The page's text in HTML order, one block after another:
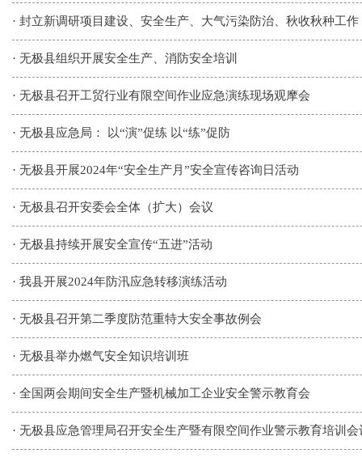
· 封立新调研项目建设、安全生产、大气污染防治、秋收秋种工作
· 无极县组织开展安全生产、消防安全培训
· 无极县召开工贸行业有限空间作业应急演练现场观摩会
· 无极县应急局： 以“演”促练 以“练”促防
· 无极县开展2024年“安全生产月”安全宣传咨询日活动
· 无极县召开安委会全体（扩大）会议
· 无极县持续开展安全宣传“五进”活动
· 我县开展2024年防汛应急转移演练活动
· 无极县召开第二季度防范重特大安全事故例会
· 无极县举办燃气安全知识培训班
· 全国两会期间安全生产暨机械加工企业安全警示教育会
· 无极县应急管理局召开安全生产暨有限空间作业警示教育培训会